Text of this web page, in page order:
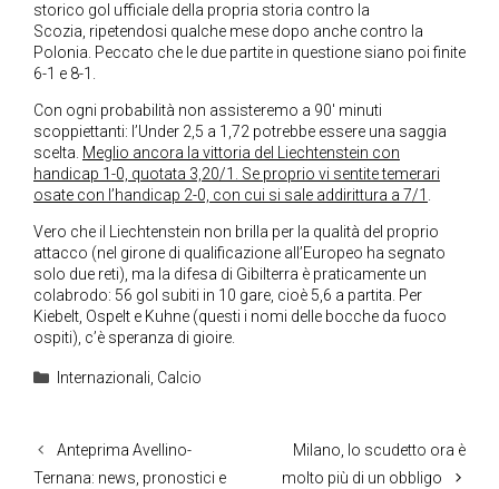
storico gol ufficiale della propria storia contro la
Scozia, ripetendosi qualche mese dopo anche contro la
Polonia. Peccato che le due partite in questione siano poi finite
6-1 e 8-1.
Con ogni probabilità non assisteremo a 90′ minuti
scoppiettanti: l’Under 2,5 a 1,72 potrebbe essere una saggia
scelta. Meglio ancora la vittoria del Liechtenstein con
handicap 1-0, quotata 3,20/1. Se proprio vi sentite temerari
osate con l’handicap 2-0, con cui si sale addirittura a 7/1 .
Vero che il Liechtenstein non brilla per la qualità del proprio
attacco (nel girone di qualificazione all’Europeo ha segnato
solo due reti), ma la difesa di Gibilterra è praticamente un
colabrodo: 56 gol subiti in 10 gare, cioè 5,6 a partita. Per
Kiebelt, Ospelt e Kuhne (questi i nomi delle bocche da fuoco
ospiti), c’è speranza di gioire.
Categorie
Internazionali, Calcio
Anteprima Avellino-
Ternana: news, pronostici e
Milano, lo scudetto ora è
molto più di un obbligo